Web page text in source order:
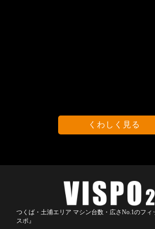
くわしく見る
つくば・土浦エリア マシン台数・広さNo.1のフィ
スポ』